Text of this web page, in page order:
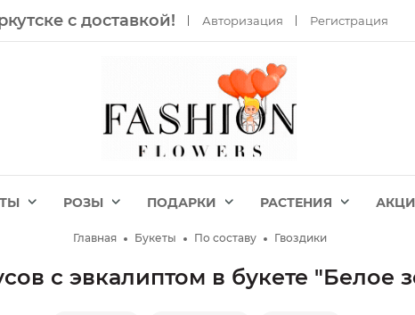
с доставкой! Авторизация Регистрация
РОЗЫ ПОДАРКИ РАСТЕНИЯ
Главная Букеты По составу Гвоздики
с эвкалиптом в букете "Белое